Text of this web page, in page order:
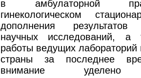
в амбулаторной
гинекологическом
дополнения результатов
научных исследований, а
работы ведущих
страны за последнее
внимание уделено